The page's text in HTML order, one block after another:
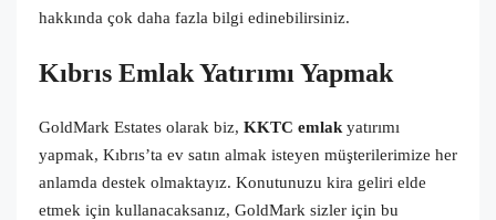
hakkında çok daha fazla bilgi edinebilirsiniz.
Kıbrıs Emlak Yatırımı Yapmak
GoldMark Estates olarak biz, KKTC emlak yatırımı
yapmak, Kıbrıs’ta ev satın almak isteyen müşterilerimize her
anlamda destek olmaktayız. Konutunuzu kira geliri elde
etmek için kullanacaksanız, GoldMark sizler için bu